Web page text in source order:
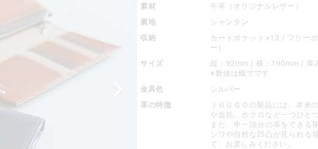
素材
牛革（オリジナルレザー）
裏地
シャンタン
収納
カードポケット×13 / フリー
ー）
サイズ
縦：92mm / 横：190mm / 厚
※数値は概寸です
金具色
シルバー
革の特徴
ＪＯＧＧＯの製品には、本来
や血筋、ホクロなど一つひと
また、牛一頭分の革をできる
シワや自然な凹凸が見られる
て、お楽しみください。